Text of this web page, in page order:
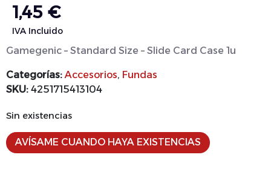
1,45 €
IVA Incluido
Gamegenic – Standard Size – Slide Card Case 1u
Categorías: Accesorios, Fundas
SKU: 4251715413104
Sin existencias
AVÍSAME CUANDO HAYA EXISTENCIAS